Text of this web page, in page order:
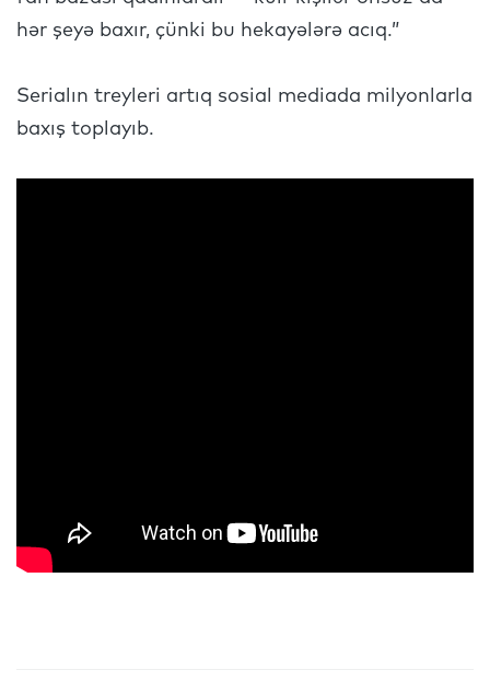
hər şeyə baxır, çünki bu hekayələrə acıq.”
Serialın treyleri artıq sosial mediada milyonlarla
baxış toplayıb.